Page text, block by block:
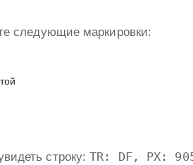
следующие маркировки:
строку:TR: DF, PX: